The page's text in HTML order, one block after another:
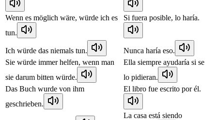
Wenn es möglich wäre, würde ich es
tun.
Si fuera posible, lo haría.
Ich würde das niemals tun.
Nunca haría eso.
Sie würde immer helfen, wenn man
sie darum bitten würde.
Ella siempre ayudaría si se
lo pidieran.
Das Buch wurde von ihm
geschrieben.
El libro fue escrito por él.
La casa está siendo